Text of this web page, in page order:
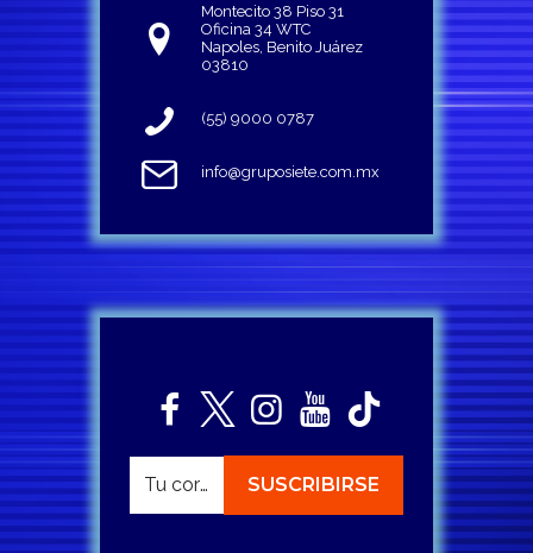
Montecito 38 Piso 31
Oficina 34 WTC
Napoles, Benito Juárez
03810
(55) 9000 0787
info@gruposiete.com.mx